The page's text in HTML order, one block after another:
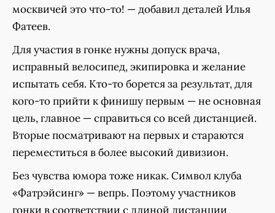
москвичей это что-то! — добавил деталей Илья
Фатеев.
Для участия в гонке нужны допуск врача,
исправный велосипед, экипировка и желание
испытать себя. Кто-то борется за результат, для
кого-то прийти к финишу первым — не основная
цель, главное — справиться со всей дистанцией.
Вторые посматривают на первых и стараются
переместиться в более высокий дивизион.
Без чувства юмора тоже никак. Символ клуба
«Фатрэйсинг» — вепрь. Поэтому участников
гонки в соответствии с длиной дистанции